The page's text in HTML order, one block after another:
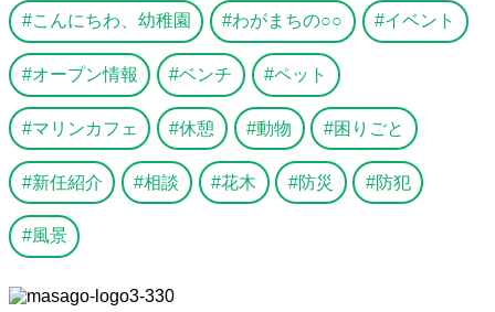
こんにちわ、幼稚園 わがまちの○○ イベント
オープン情報 ベンチ ペット
マリンカフェ 休憩 動物 困りごと
新任紹介 相談 花木 防災 防犯
風景